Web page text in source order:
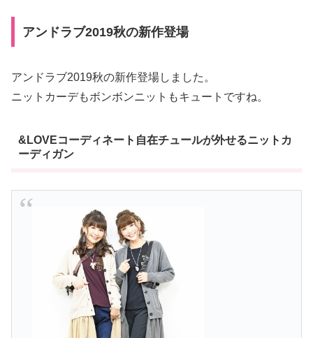
アンドラブ2019秋の新作登場
アンドラブ2019秋の新作登場しました。
ニットカーデもボンボンニットもキュートですね。
&LOVEコーディネート自在チュールが外せるニットカ
ーディガン